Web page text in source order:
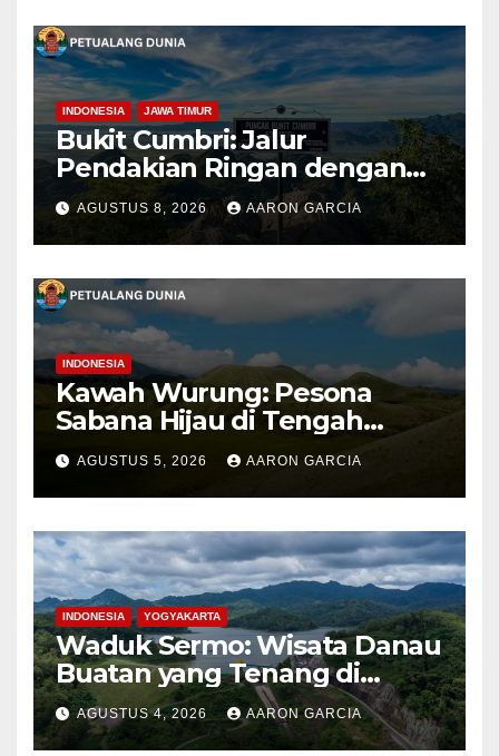
INDONESIA JAWA TIMUR
Bukit Cumbri: Jalur
Pendakian Ringan dengan
Panorama Perbukitan
AGUSTUS 8, 2026 AARON GARCIA
INDONESIA
Kawah Wurung: Pesona
Sabana Hijau di Tengah
Pegunungan Bondowoso
AGUSTUS 5, 2026 AARON GARCIA
INDONESIA YOGYAKARTA
Waduk Sermo: Wisata Danau
Buatan yang Tenang di
Perbukitan Menoreh Kulon
Progo
AGUSTUS 4, 2026 AARON GARCIA